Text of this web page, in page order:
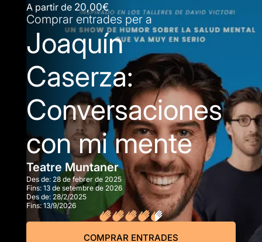
A partir de 20,00€
Comprar entrades per a
Joaquín
Caserza:
Conversaciones
con mi mente
Teatre Muntaner
Des de: 28 de febrer de 2025
Fins: 13 de setembre de 2026
Des de: 28/2/2025
Fins:13/9/2026
COMPRAR ENTRADES